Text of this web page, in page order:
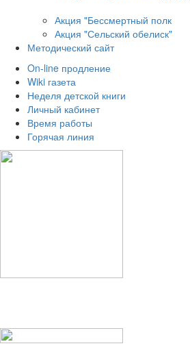
Акция "Бессмертный полк
Акция "Сельский обелиск"
Методический сайт
On-line продление
Wiki газета
Неделя детской книги
Личный кабинет
Время работы
Горячая линия